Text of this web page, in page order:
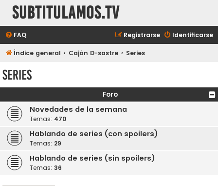
subtitulamos.tv
FAQ Identificarse
Registrarse
Índice general Cajón D-sastre Series
Series
Foro
Novedades de la semana
Temas: 470
Hablando de series (con spoilers)
Temas: 29
Hablando de series (sin spoilers)
Temas: 36